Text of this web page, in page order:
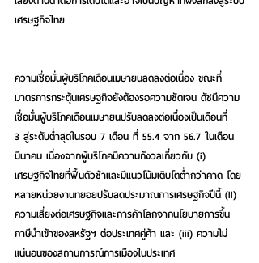
เศรษฐกิจไทย
ความเชื่อมั่นผู้บริโภคเดือนเมษายนลดลงต่อเนื่อง ขณะที่
มาตรการกระตุ้นเศรษฐกิจยังต้องรอความชัดเจน ดัชนีความ
เชื่อมั่นผู้บริโภคเดือนเมษายนปรับลดลงต่อเนื่องเป็นเดือนที่
3 สู่ระดับต่ำสุดในรอบ 7 เดือน ที่ 55.4 จาก 56.7 ในเดือน
มีนาคม เนื่องจากผู้บริโภคมีความกังวลเกี่ยวกับ (i)
เศรษฐกิจไทยที่ฟื้นตัวช้าและมีแนวโน้มเติบโตต่ำกว่าคาด โดย
หลายหน่วยงานทยอยปรับลดประมาณการเศรษฐกิจปีนี้ (ii)
ความเสี่ยงต่อเศรษฐกิจและการค้าโลกจากนโยบายการขึ้น
ภาษีนำเข้าของสหรัฐฯ ต่อประเทศคู่ค้า และ (iii) ความไม่
แน่นอนของสถานการณ์การเมืองในประเทศ